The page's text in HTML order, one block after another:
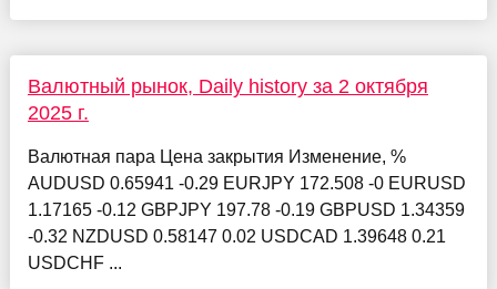
Валютный рынок, Daily history за 2 октября
2025 г.
Валютная пара Цена закрытия Изменение, %
AUDUSD 0.65941 -0.29 EURJPY 172.508 -0 EURUSD
1.17165 -0.12 GBPJPY 197.78 -0.19 GBPUSD 1.34359
-0.32 NZDUSD 0.58147 0.02 USDCAD 1.39648 0.21
USDCHF ...